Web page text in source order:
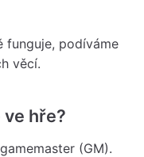
funguje, podíváme
věcí.
hře?
(GM).